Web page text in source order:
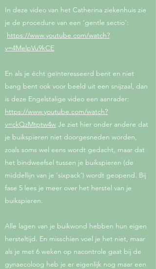
In deze video van het Catherina ziekenhuis zie
je de procedure van een ‘gentle sectio’:
https://www.youtube.com/watch?
v=4MelpVu9kCE
En als je écht geïnteresseerd bent en niet
bang bent ook voor beeld uit een snijzaal, dan
is deze Engelstalige video een aanrader:
https://www.youtube.com/watch?
v=ckQzMtptw4w Je ziet hier onder andere dat
je buikspieren niet doorgesneden worden,
zoals soms wel eens wordt gedacht, maar dat
het bindweefsel tussen je buikspieren (de
middellijn van je ‘sixpack’) wordt geopend. Bij
fase 5 lees je meer over het herstel van je
buikspieren.
Alle lagen van je buikwond hebben hun eigen
hersteltijd. En misschien voel je het niet, maar
als je met 6 weken op nacontrole gaat bij de
gynaecoloog heb je er eigenlijk nog maar een